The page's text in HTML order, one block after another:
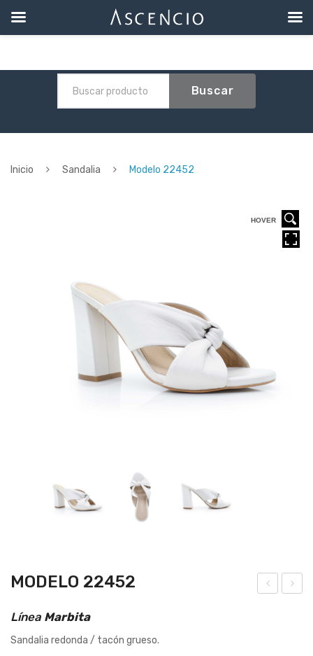
Buscar
Inicio Sandalia Modelo 22452
HOVER
HOVER
HOVER
MODELO 22452
Línea Marbita
Sandalia redonda / tacón grueso.